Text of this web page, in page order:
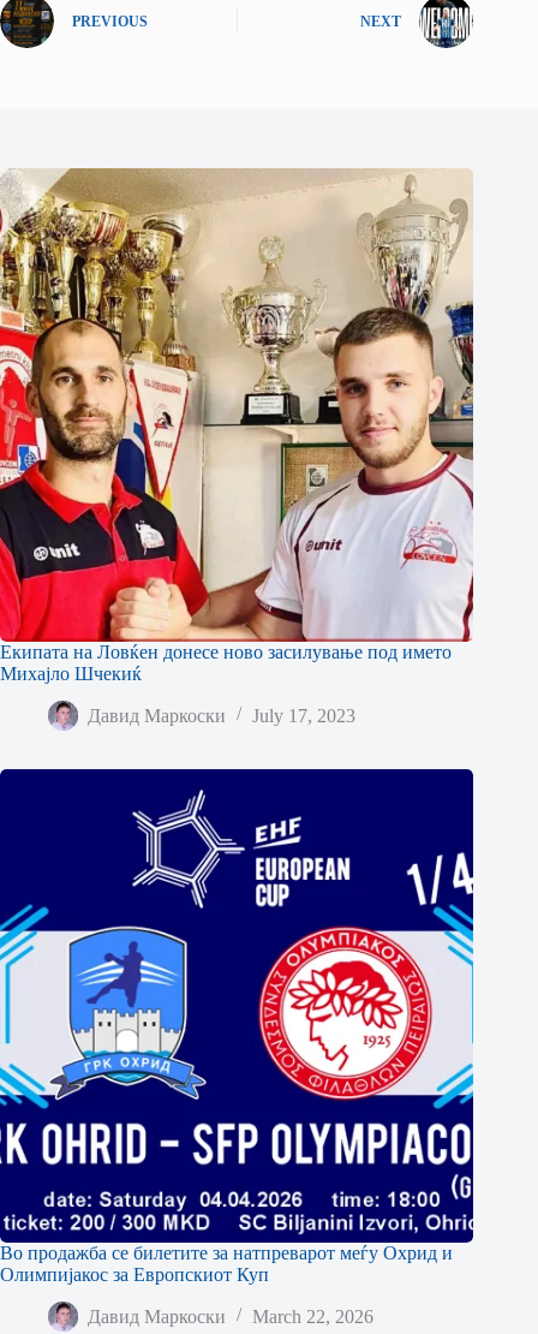
PREVIOUS NEXT
Екипата на Ловќен донесе ново засилување под името
Михајло Шчекиќ
Давид Маркоски July 17, 2023
Во продажба се билетите за натпреварот меѓу Охрид и
Олимпијакос за Европскиот Куп
Давид Маркоски March 22, 2026